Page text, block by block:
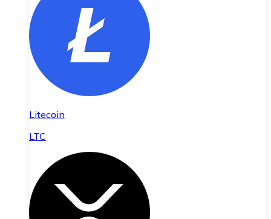
Litecoin
LTC